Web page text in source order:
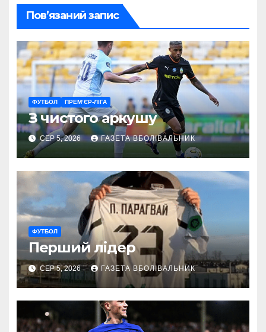
Пов’язаний запис
ФУТБОЛ ПРЕМ’ЄР-ЛІГА
З чистого аркушу
СЕР 5, 2026 ГАЗЕТА ВБОЛІВАЛЬНИК
ФУТБОЛ
Перший лідер
СЕР 5, 2026 ГАЗЕТА ВБОЛІВАЛЬНИК